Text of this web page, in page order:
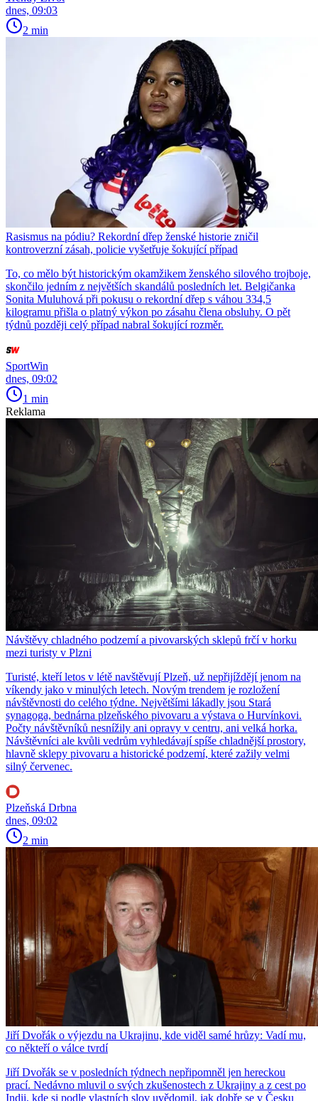
dnes, 09:03
2 min
Rasismus na pódiu? Rekordní dřep ženské historie zničil
kontroverzní zásah, policie vyšetřuje šokující případ
To, co mělo být historickým okamžikem ženského silového trojboje,
skončilo jedním z největších skandálů posledních let. Belgičanka
Sonita Muluhová při pokusu o rekordní dřep s váhou 334,5
kilogramu přišla o platný výkon po zásahu člena obsluhy. O pět
týdnů později celý případ nabral šokující rozměr.
SportWin
dnes, 09:02
1 min
Reklama
Návštěvy chladného podzemí a pivovarských sklepů frčí v horku
mezi turisty v Plzni
Turisté, kteří letos v létě navštěvují Plzeň, už nepřijíždějí jenom na
víkendy jako v minulých letech. Novým trendem je rozložení
návštěvnosti do celého týdne. Největšími lákadly jsou Stará
synagoga, bednárna plzeňského pivovaru a výstava o Hurvínkovi.
Počty návštěvníků nesnížily ani opravy v centru, ani velká horka.
Návštěvníci ale kvůli vedrům vyhledávají spíše chladnější prostory,
hlavně sklepy pivovaru a historické podzemí, které zažily velmi
silný červenec.
Plzeňská Drbna
dnes, 09:02
2 min
Jiří Dvořák o výjezdu na Ukrajinu, kde viděl samé hrůzy: Vadí mu,
co někteří o válce tvrdí
Jiří Dvořák se v posledních týdnech nepřipomněl jen hereckou
prací. Nedávno mluvil o svých zkušenostech z Ukrajiny a z cest po
Indii, kde si podle vlastních slov uvědomil, jak dobře se v Česku